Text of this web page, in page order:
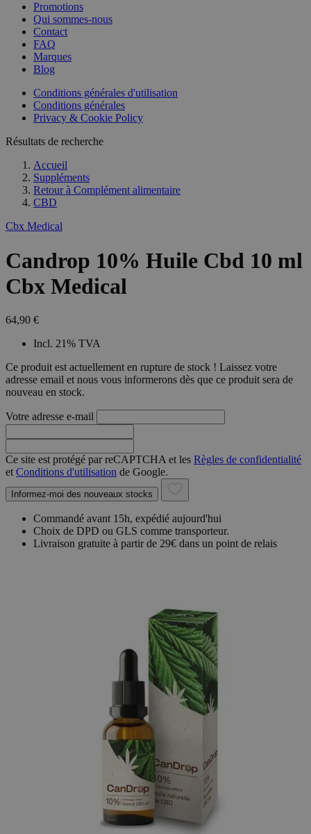
Promotions
Qui sommes-nous
Contact
FAQ
Marques
Blog
Conditions générales d'utilisation
Conditions générales
Privacy & Cookie Policy
Résultats de recherche
Accueil
Suppléments
Retour à Complément alimentaire
CBD
Cbx Medical
Candrop 10% Huile Cbd 10 ml
Cbx Medical
64,90 €
Incl. 21% TVA
Ce produit est actuellement en rupture de stock ! Laissez votre
adresse email et nous vous informerons dès que ce produit sera de
nouveau en stock.
Votre adresse e-mail
Ce site est protégé par reCAPTCHA et les Règles de confidentialité
et Conditions d'utilisation de Google.
Informez-moi des nouveaux stocks
Commandé avant 15h, expédié aujourd'hui
Choix de DPD ou GLS comme transporteur.
Livraison gratuite à partir de 29€ dans un point de relais